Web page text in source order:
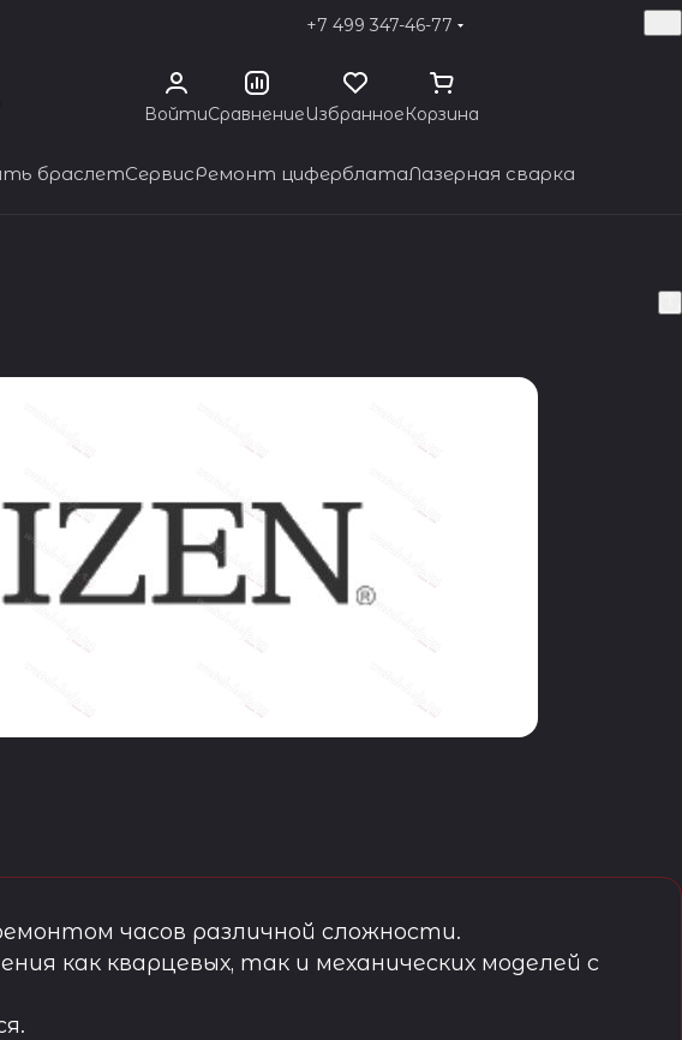
+7 499 347-46-77
ВойтиСравнениеИзбранноеКорзина
браслетСервисРемонт циферблатаЛазерная сварка
часов различной сложности.
как кварцевых, так и механических моделей с